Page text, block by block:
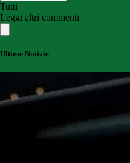
Tutti
Leggi altri commenti
Ultime Notizie